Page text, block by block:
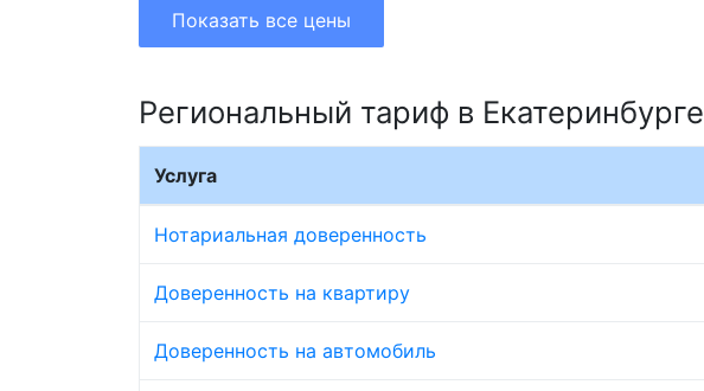
Показать все цены
Региональный тариф в Екатеринбурге
Услуга
Нотариальная доверенность
Доверенность на квартиру
Доверенность на автомобиль